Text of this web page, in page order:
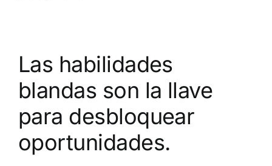
Las habilidades
blandas son la llave
para desbloquear
oportunidades.